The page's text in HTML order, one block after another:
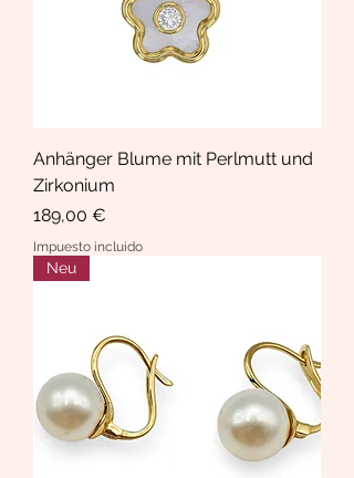
Anhänger Blume mit Perlmutt und
Zirkonium
Precio
189,00 €
Impuesto incluido
Neu